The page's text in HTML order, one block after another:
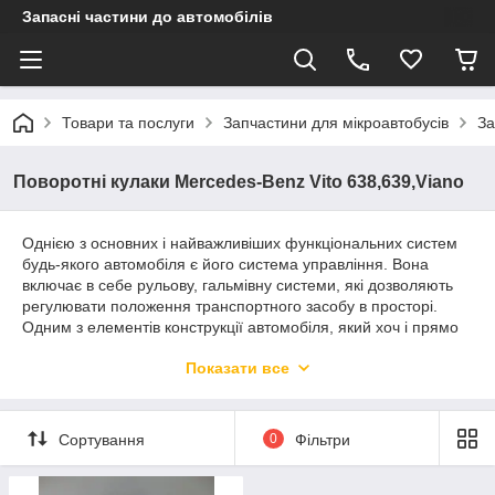
Запасні частини до автомобілів
Товари та послуги Запчастини для мікроавтобусів
Поворотні кулаки Mercedes-Benz Vito 638,639,Viano
Однією з основних і найважливіших функціональних систем
будь-якого автомобіля є його система управління. Вона
включає в себе рульову, гальмівну системи, які дозволяють
регулювати положення транспортного засобу в просторі.
Одним з елементів конструкції автомобіля, який хоч і прямо
з ними, є внутрішні і зовнішні поворотні кулаки. Вони
колеса транспортного засобу отримують можливість
виконувати поворот. До якості даних деталей пред'являються
високі вимоги, оскільки вони повинні витримувати всі удари,
які припадають на колеса під час руху автомобіля.
Показати все
Сортування 0 Фільтри